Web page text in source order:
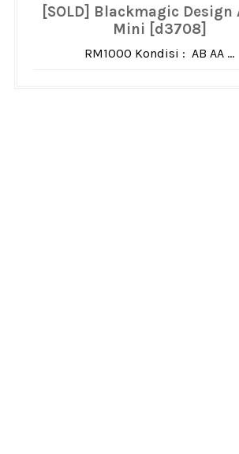
[SOLD] Blackmagic Design
Mini [d3708]
RM1000 Kondisi : AB AA ...